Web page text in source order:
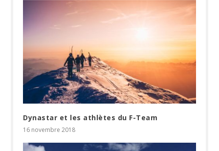
Dynastar et les athlètes du F-Team
16 novembre 2018